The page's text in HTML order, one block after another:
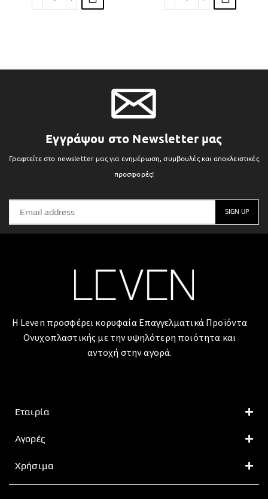
Εγγράψου στο Newsletter μας
Γραφτείτε στο newsletter μας για ενημέρωση, συμβουλές και αποκλειστικές
προσφορές!
Η Leven προσφέρει κορυφαία Επαγγελματικά Προϊόντα
Ονυχοπλαστικής με την υψηλότερη ποιότητα και
αντοχή στην αγορά.
Εταιρία
Αγορές
Χρήσιμα